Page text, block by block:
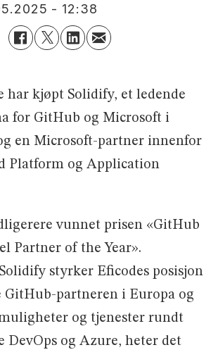
- 12:38
har kjøpt Solidify, et ledende
for GitHub og Microsoft i
en Microsoft-partner innenfor
Platform og Application
vunnet prisen «GitHub
Partner of the Year».
styrker Eficodes posisjon
GitHub-partneren i Europa og
og tjenester rundt
DevOps og Azure, heter det